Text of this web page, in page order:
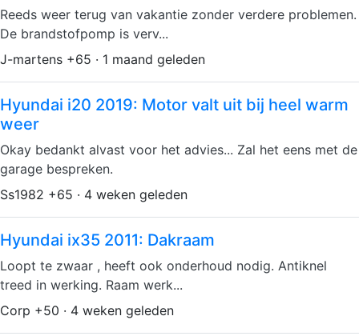
Reeds weer terug van vakantie zonder verdere problemen.
De brandstofpomp is verv...
J-martens +65 · 1 maand geleden
Hyundai i20 2019: Motor valt uit bij heel warm
weer
Okay bedankt alvast voor het advies... Zal het eens met de
garage bespreken.
Ss1982 +65 · 4 weken geleden
Hyundai ix35 2011: Dakraam
Loopt te zwaar , heeft ook onderhoud nodig. Antiknel
treed in werking. Raam werk...
Corp +50 · 4 weken geleden